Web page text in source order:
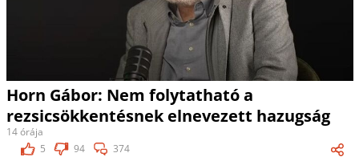
Horn Gábor: Nem folytatható a
rezsicsökkentésnek elnevezett hazugság
14 órája
5
94 374